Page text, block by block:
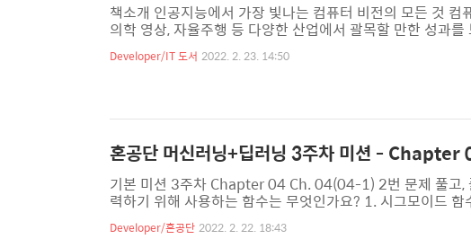
책소개 인공지능에서 가장 빛나는 컴퓨터 비전의 모든 것
의학 영상, 자율주행 등 다양한 산업에서 괄목할 만한 성과
장애물을 감지해 차의 속도를 스스로 조절하는 자율주행이
에서 딥러닝을 어떻게 응용하는지 매우 실용적인 관점으로
Developer/IT 도서 2022. 2. 23. 14:50
혼공단 머신러닝+딥러닝 3주차 미션 - Chapter
기본 미션 3주차 Chapter 04 Ch. 04(04-1) 2번 문제 풀고,
력하기 위해 사용하는 함수는 무엇인가요? 1. 시그모이드
분류에서는 하나의 선형 방정식을 훈련합니다. 이 방정식의
값이 양성 클래스에 대한 확률입니다. 음성 클래스의 확률
Developer/혼공단 2022. 2. 22. 18:43